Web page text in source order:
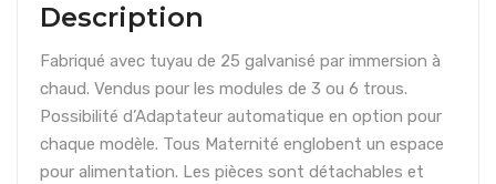
Description
Fabriqué avec tuyau de 25 galvanisé par immersion à
chaud. Vendus pour les modules de 3 ou 6 trous.
Possibilité d’Adaptateur automatique en option pour
chaque modèle. Tous Maternité englobent un espace
pour alimentation. Les pièces sont détachables et